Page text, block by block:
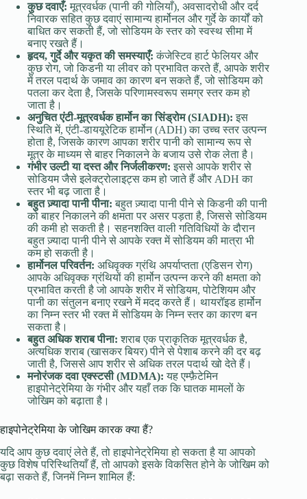
कुछ दवाएँ: मूत्रवर्धक (पानी की गोलियाँ), अवसादरोधी और दर्द
निवारक सहित कुछ दवाएं सामान्य हार्मोनल और गुर्दे के कार्यों को
बाधित कर सकती हैं, जो सोडियम के स्तर को स्वस्थ सीमा में
बनाए रखते हैं।
हृदय, गुर्दे और यकृत की समस्याएँ: कंजेस्टिव हार्ट फेलियर और
कुछ रोग, जो किडनी या लीवर को प्रभावित करते हैं, आपके शरीर
में तरल पदार्थ के जमाव का कारण बन सकते हैं, जो सोडियम को
पतला कर देता है, जिसके परिणामस्वरूप समग्र स्तर कम हो
जाता है।
अनुचित एंटी-मूत्रवर्धक हार्मोन का सिंड्रोम (SIADH): इस
स्थिति में, एंटी-डाययूरेटिक हार्मोन (ADH) का उच्च स्तर उत्पन्न
होता है, जिसके कारण आपका शरीर पानी को सामान्य रूप से
मूत्र के माध्यम से बाहर निकालने के बजाय उसे रोक लेता है।
गंभीर उल्टी या दस्त और निर्जलीकरण: इससे आपके शरीर से
सोडियम जैसे इलेक्ट्रोलाइट्स कम हो जाते हैं और ADH का
स्तर भी बढ़ जाता है।
बहुत ज़्यादा पानी पीना: बहुत ज़्यादा पानी पीने से किडनी की पानी
को बाहर निकालने की क्षमता पर असर पड़ता है, जिससे सोडियम
की कमी हो सकती है। सहनशक्ति वाली गतिविधियों के दौरान
बहुत ज़्यादा पानी पीने से आपके रक्त में सोडियम की मात्रा भी
कम हो सकती है।
हार्मोनल परिवर्तन: अधिवृक्क ग्रंथि अपर्याप्तता (एडिसन रोग)
आपके अधिवृक्क ग्रंथियों की हार्मोन उत्पन्न करने की क्षमता को
प्रभावित करती है जो आपके शरीर में सोडियम, पोटेशियम और
पानी का संतुलन बनाए रखने में मदद करते हैं। थायरॉइड हार्मोन
का निम्न स्तर भी रक्त में सोडियम के निम्न स्तर का कारण बन
सकता है।
बहुत अधिक शराब पीना: शराब एक प्राकृतिक मूत्रवर्धक है,
अत्यधिक शराब (खासकर बियर) पीने से पेशाब करने की दर बढ़
जाती है, जिससे आप शरीर से अधिक तरल पदार्थ खो देते हैं।
मनोरंजक दवा एक्स्टसी (MDMA): यह एम्फ़ैटेमिन
हाइपोनेट्रेमिया के गंभीर और यहाँ तक कि घातक मामलों के
जोखिम को बढ़ाता है।
हाइपोनेट्रेमिया के जोखिम कारक क्या हैं?
यदि आप कुछ दवाएं लेते हैं, तो हाइपोनेट्रेमिया हो सकता है या आपको
कुछ विशेष परिस्थितियाँ हैं, तो आपको इसके विकसित होने के जोखिम को
बढ़ा सकते हैं, जिनमें निम्न शामिल हैं: